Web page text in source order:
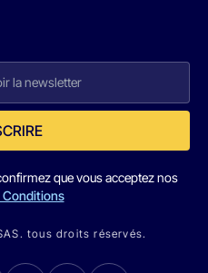
que vous acceptez nos
tous droits réservés.